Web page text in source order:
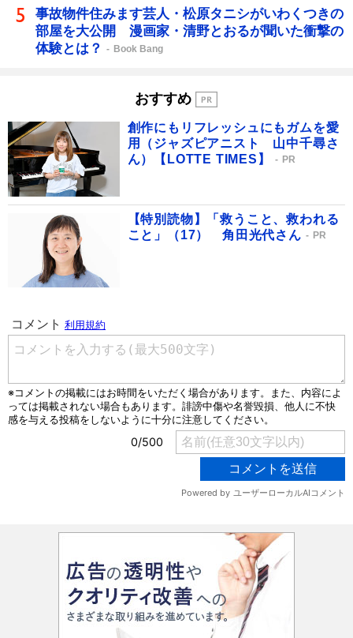
事故物件住みます芸人・松原タニシがいわくつきの
部屋を大公開 漫画家・清野とおるが聞いた衝撃の
体験とは？
Book Bang
おすすめ
創作にもリフレッシュにもガムを愛
用（ジャズピアニスト 山中千尋さ
ん）【LOTTE TIMES】
PR
【特別読物】「救うこと、救われる
こと」（17） 角田光代さん
PR